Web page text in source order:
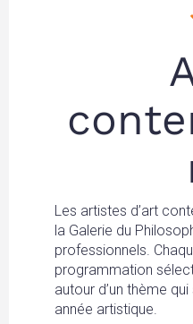
Les artistes d’art
la Galerie du
professionnels.
programmation
autour d’un thème
année artistique.